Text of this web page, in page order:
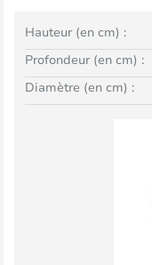
Hauteur (en cm) :
Profondeur (en cm) :
Diamètre (en cm) :